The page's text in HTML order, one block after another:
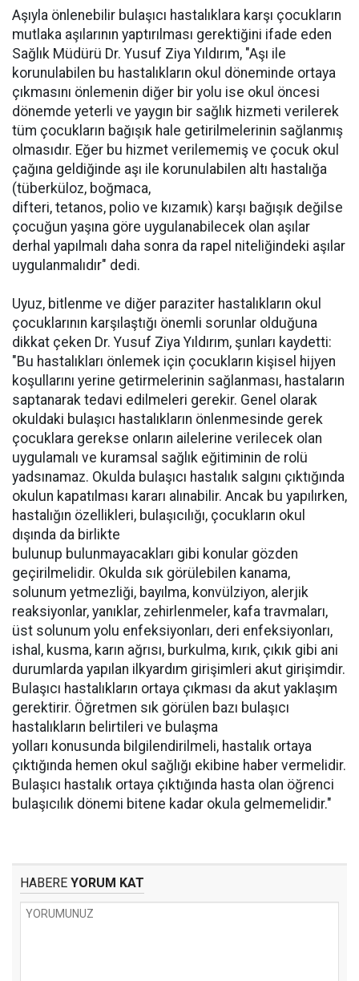
Aşıyla önlenebilir bulaşıcı hastalıklara karşı çocukların
mutlaka aşılarının yaptırılması gerektiğini ifade eden
Sağlık Müdürü Dr. Yusuf Ziya Yıldırım, "Aşı ile
korunulabilen bu hastalıkların okul döneminde ortaya
çıkmasını önlemenin diğer bir yolu ise okul öncesi
dönemde yeterli ve yaygın bir sağlık hizmeti verilerek
tüm çocukların bağışık hale getirilmelerinin sağlanmış
olmasıdır. Eğer bu hizmet verilememiş ve çocuk okul
çağına geldiğinde aşı ile korunulabilen altı hastalığa
(tüberküloz, boğmaca,
difteri, tetanos, polio ve kızamık) karşı bağışık değilse
çocuğun yaşına göre uygulanabilecek olan aşılar
derhal yapılmalı daha sonra da rapel niteliğindeki aşılar
uygulanmalıdır" dedi.
Uyuz, bitlenme ve diğer paraziter hastalıkların okul
çocuklarının karşılaştığı önemli sorunlar olduğuna
dikkat çeken Dr. Yusuf Ziya Yıldırım, şunları kaydetti:
"Bu hastalıkları önlemek için çocukların kişisel hijyen
koşullarını yerine getirmelerinin sağlanması, hastaların
saptanarak tedavi edilmeleri gerekir. Genel olarak
okuldaki bulaşıcı hastalıkların önlenmesinde gerek
çocuklara gerekse onların ailelerine verilecek olan
uygulamalı ve kuramsal sağlık eğitiminin de rolü
yadsınamaz. Okulda bulaşıcı hastalık salgını çıktığında
okulun kapatılması kararı alınabilir. Ancak bu yapılırken,
hastalığın özellikleri, bulaşıcılığı, çocukların okul
dışında da birlikte
bulunup bulunmayacakları gibi konular gözden
geçirilmelidir. Okulda sık görülebilen kanama,
solunum yetmezliği, bayılma, konvülziyon, alerjik
reaksiyonlar, yanıklar, zehirlenmeler, kafa travmaları,
üst solunum yolu enfeksiyonları, deri enfeksiyonları,
ishal, kusma, karın ağrısı, burkulma, kırık, çıkık gibi ani
durumlarda yapılan ilkyardım girişimleri akut girişimdir.
Bulaşıcı hastalıkların ortaya çıkması da akut yaklaşım
gerektirir. Öğretmen sık görülen bazı bulaşıcı
hastalıkların belirtileri ve bulaşma
yolları konusunda bilgilendirilmeli, hastalık ortaya
çıktığında hemen okul sağlığı ekibine haber vermelidir.
Bulaşıcı hastalık ortaya çıktığında hasta olan öğrenci
bulaşıcılık dönemi bitene kadar okula gelmemelidir."
HABERE YORUM KAT